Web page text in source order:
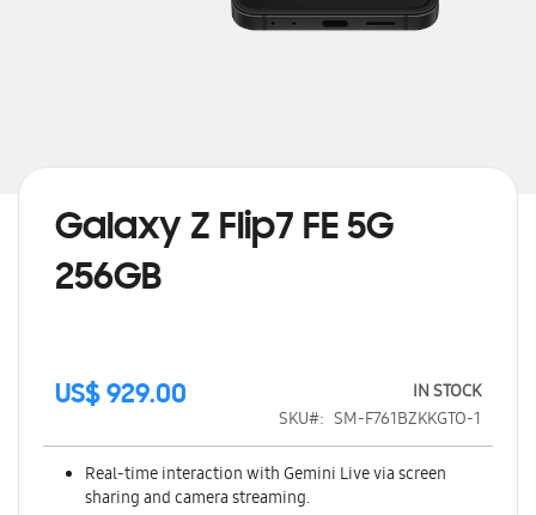
Galaxy Z Flip7 FE 5G
256GB
US$ 929.00
IN STOCK
SKU
SM-F761BZKKGTO-1
Real-time interaction with Gemini Live via screen
sharing and camera streaming.
the
beginning
images